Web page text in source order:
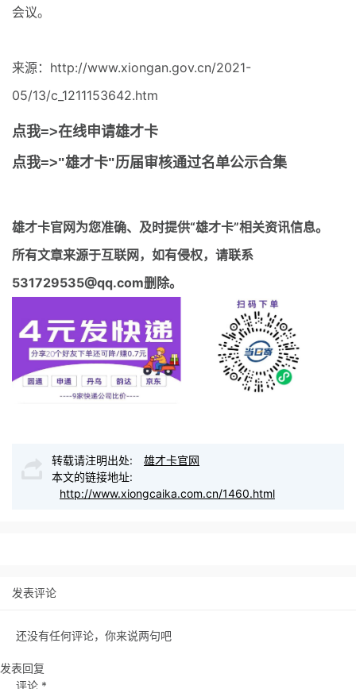
会议。
来源：http://www.xiongan.gov.cn/2021-
05/13/c_1211153642.htm
点我=>在线申请雄才卡
点我=>"雄才卡"历届审核通过名单公示合集
雄才卡官网为您准确、及时提供“雄才卡”相关资讯信息。
所有文章来源于互联网，如有侵权，请联系
531729535@qq.com删除。
转载请注明出处:
雄才卡官网
本文的链接地址:
http://www.xiongcaika.com.cn/1460.html
发表评论
还没有任何评论，你来说两句吧
发表回复
评论 *